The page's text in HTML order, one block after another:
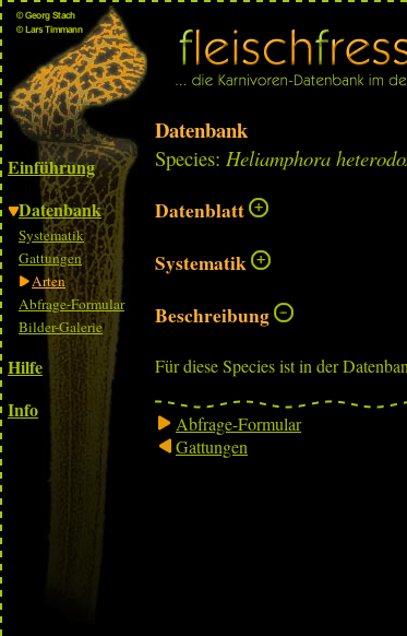
Einführung
Datenbank
Systematik
Gattungen
Arten
Abfrage-Formular
Bilder-Galerie
Hilfe
Info
Datenbank
Species: Heliamphora
Datenblatt
Systematik
Beschreibung
Für diese Species ist in der
Abfrage-Formular
Gattungen